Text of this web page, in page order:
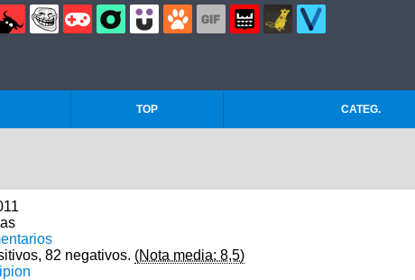
TOP CATEG.
82 negativos. (Nota media: 8,5)